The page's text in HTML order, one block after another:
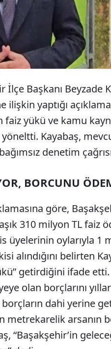
İlçe Başkanı Beyzade
ilişkin yaptığı
faiz yükü ve kamu
Kayabaş,
denetim
BORCUNU
göre,
310 milyon TL faiz
üyelerinin oylarıyla 1
alındığını belirten
getirdiğini ifade
olan borçlarını
borçların dahi yerine
metrekarelik arsanın
“Başakşehir’in